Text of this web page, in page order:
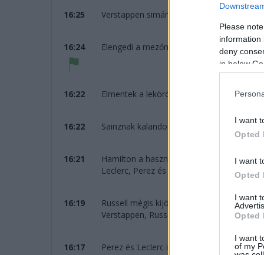
Please
information
deny
in below
I want
Opted
I want
Opted
I want
Opted
I want
of my
16:25 Verstappen simán kikerüli Hamiltont, már
16:24 Elengedi a mezőnyt a safety car!
16:22 Elmentek a lekörözött versenyzők a
16:22 Sainznak kalandos futama van, ezúttal
16:21
Hamilton a használt közepeseken,
Leclerc, Perez és Sainz.
16:19
Russell mégis kijön a lágyakért. Eltérő
Verstappen, Russell.
16:17 Perez és Leclerc is a bokszban.